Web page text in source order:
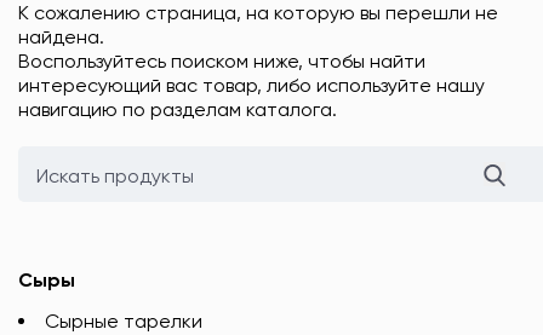
К сожалению страница, на которую вы перешли не
найдена.
Воспользуйтесь поиском ниже, чтобы найти
интересующий вас товар, либо используйте нашу
навигацию по разделам каталога.
Сыры
Сырные тарелки